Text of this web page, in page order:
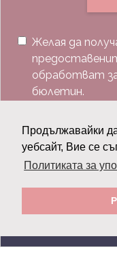
Продължавайки
уебсайт, Вие се
Политиката за
Желая да
обработват
бюлетин.
© 2026